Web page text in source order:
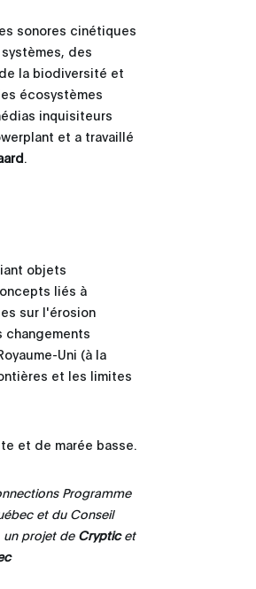
sonores cinétiques
des
la biodiversité et
écosystèmes
inquisiteurs
et a travaillé
.
objets
liés à
sur l'érosion
Uni (à la
et les limites
et de marée basse.
Programme
et du Conseil
un projet de Crypticet